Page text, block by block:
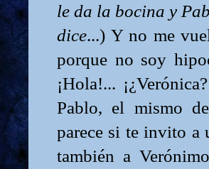
le da la bocina y
dice...) Y no me
porque no soy
¡Hola!...
Pablo, el mismo
parece si te invito a
también a